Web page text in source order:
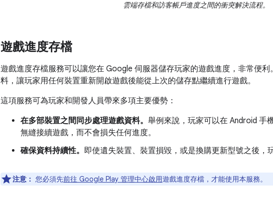
雲端存檔和訪客帳戶進度之間的衝突解決流程。
遊戲進度存檔
遊戲進度存檔服務可以讓您在 Google 伺服器儲存玩家的遊戲進度，非常便
料，讓玩家用任何裝置重新開啟遊戲後能從上次的儲存點繼續進行遊戲。
這項服務可為玩家和開發人員帶來多項主要優勢：
在多部裝置之間同步處理遊戲資料。 舉例來說，玩家可以在 Android 手
無縫接續遊戲，而不會損失任何進度。
確保資料持續性。 即使遺失裝置、裝置損毀，或是換購更新型號之後，
注意： 您必須先前往 Google Play 管理中心啟用遊戲進度存檔，才能使用本服務。